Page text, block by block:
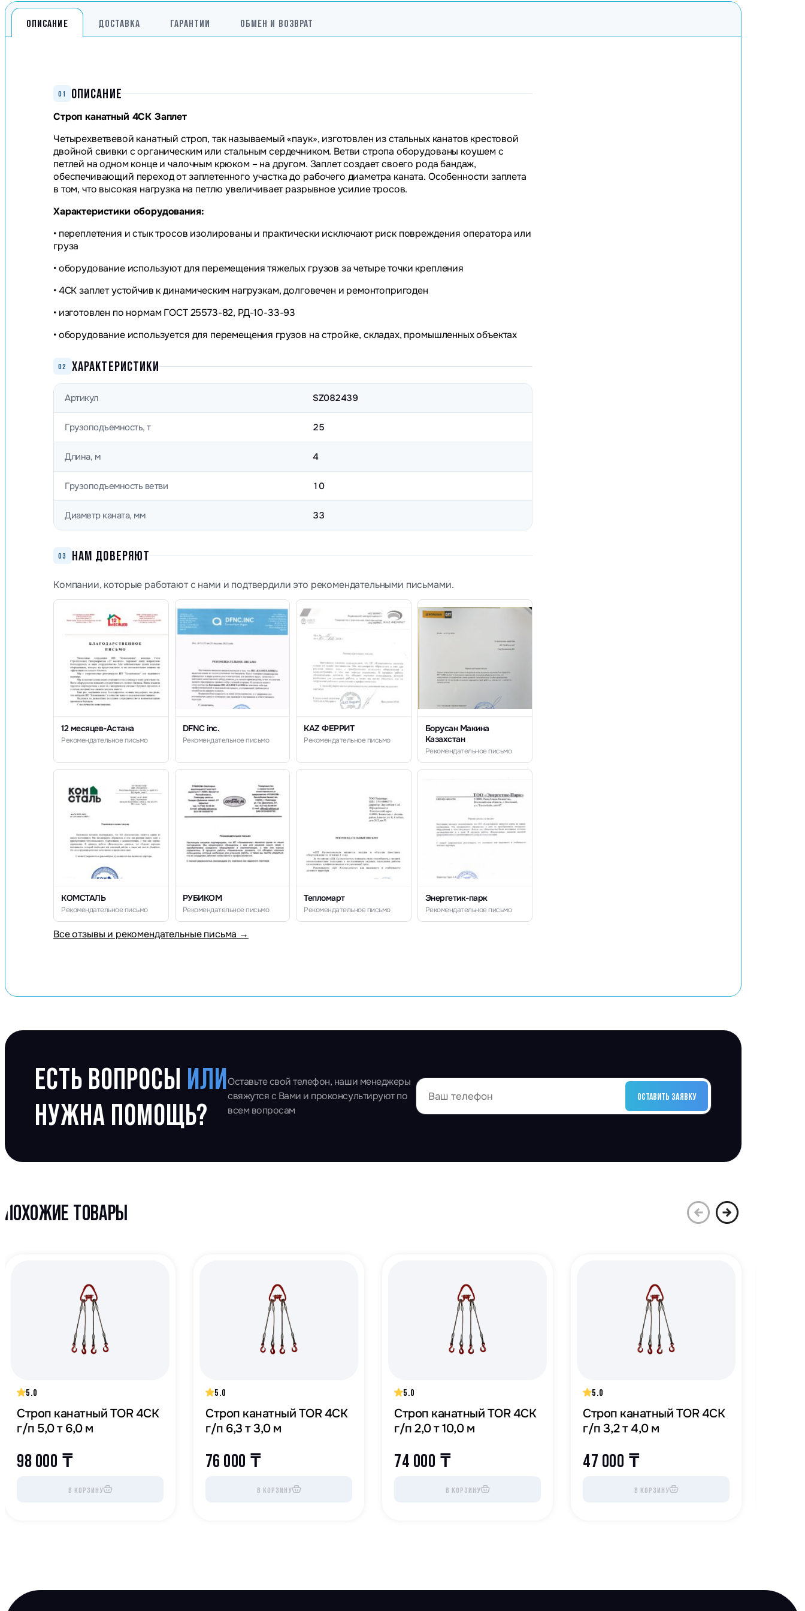
ОПИСАНИЕ ДОСТАВКА ГАРАНТИИ ОБМЕН И ВОЗВРАТ
01 ОПИСАНИЕ
Строп канатный 4СК Заплет
Четырехветвевой канатный строп, так называемый «паук», изготовлен из стальных канатов крестовой
двойной свивки с органическим или стальным сердечником. Ветви стропа оборудованы коушем с
петлей на одном конце и чалочным крюком – на другом. Заплет создает своего рода бандаж,
обеспечивающий переход от заплетенного участка до рабочего диаметра каната. Особенности заплета
в том, что высокая нагрузка на петлю увеличивает разрывное усилие тросов.
Характеристики оборудования:
• переплетения и стык тросов изолированы и практически исключают риск повреждения оператора или
груза
• оборудование используют для перемещения тяжелых грузов за четыре точки крепления
• 4СК заплет устойчив к динамическим нагрузкам, долговечен и ремонтопригоден
• изготовлен по нормам ГОСТ 25573-82, РД-10-33-93
• оборудование используется для перемещения грузов на стройке, складах, промышленных объектах
02 ХАРАКТЕРИСТИКИ
Артикул SZ082439
Грузоподъемность, т 25
Длина, м 4
Грузоподъемность ветви 10
Диаметр каната, мм 33
03 НАМ ДОВЕРЯЮТ
Компании, которые работают с нами и подтвердили это рекомендательными письмами.
12 месяцев-Астана
Рекомендательное письмо
DFNC inc.
Рекомендательное письмо
KAZ ФЕРРИТ
Рекомендательное письмо
Борусан Макина
Казахстан
Рекомендательное письмо
КОМСТАЛЬ
Рекомендательное письмо
РУБИКОМ
Рекомендательное письмо
Тепломарт
Рекомендательное письмо
Энергетик-парк
Рекомендательное письмо
Все отзывы и рекомендательные письма →
ЕСТЬ ВОПРОСЫ ИЛИ
НУЖНА ПОМОЩЬ?
Оставьте свой телефон, наши менеджеры
свяжутся с Вами и проконсультируют по
всем вопросам
ОСТАВИТЬ ЗАЯВКУ
ПОХОЖИЕ ТОВАРЫ
5.0
Строп канатный TOR 4СК
г/п 5,0 т 6,0 м
98 000 ₸
В КОРЗИНУ
5.0
Строп канатный TOR 4СК
г/п 6,3 т 3,0 м
76 000 ₸
В КОРЗИНУ
5.0
Строп канатный TOR 4СК
г/п 2,0 т 10,0 м
74 000 ₸
В КОРЗИНУ
5.0
Строп канатный TOR 4СК
г/п 3,2 т 4,0 м
47 000 ₸
В КОРЗИНУ